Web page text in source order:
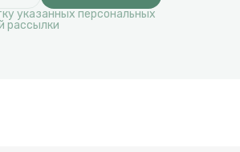
указанных персональных
рассылки